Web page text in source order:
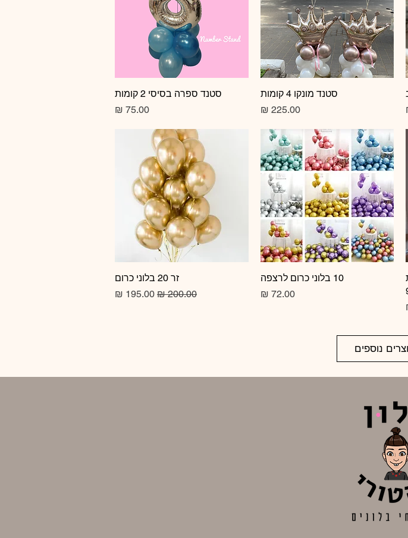
תצוגה מהירה
סטנד מונקו 4 קומות
מחיר‏225.00 ‏₪
תצוגה מהירה
סטנד ספרה בסיסי 2 קומות
מחיר
תצוגה מהירה
10 בלוני כרום לרצפה
מחיר‏72.00 ‏₪
תצוגה מהירה
זר 20 בלוני כרום
מחיר רגיל מחיר מבצע
נוספים